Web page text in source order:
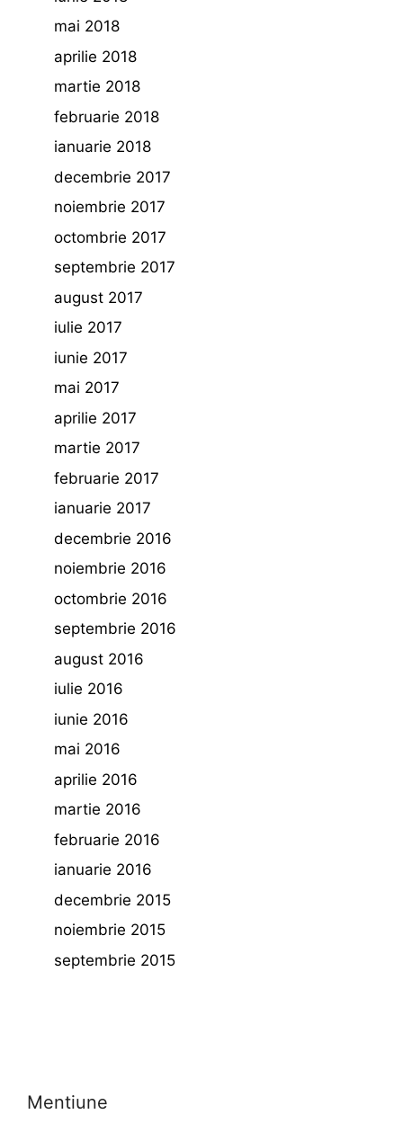
mai 2018
aprilie 2018
martie 2018
februarie 2018
ianuarie 2018
decembrie 2017
noiembrie 2017
octombrie 2017
septembrie 2017
august 2017
iulie 2017
iunie 2017
mai 2017
aprilie 2017
martie 2017
februarie 2017
ianuarie 2017
decembrie 2016
noiembrie 2016
octombrie 2016
septembrie 2016
august 2016
iulie 2016
iunie 2016
mai 2016
aprilie 2016
martie 2016
februarie 2016
ianuarie 2016
decembrie 2015
noiembrie 2015
septembrie 2015
Mentiune